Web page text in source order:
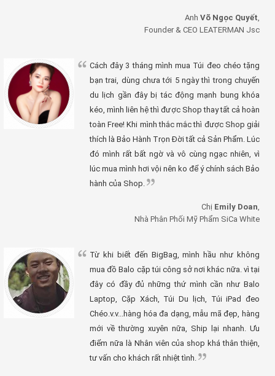
Anh Võ Ngọc Quyết
Founder & CEO LEATERMAN Jsc
Cách đây 3 tháng mình mua Túi đeo chéo tặng
bạn trai, dùng chưa tới 5 ngày thì trong chuyến
du lịch gần đây bị tác động mạnh bung khóa
kéo, mình liên hệ thì được Shop thay tất cả hoàn
toàn Free! Khi mình thắc mắc thì được Shop giải
thích là Bảo Hành Trọn Đời tất cả Sản Phẩm. Lúc
đó mình rất bất ngờ và vô cùng ngạc nhiên, vì
lúc mua mình hơi vội nên ko để ý chính sách Bảo
hành của Shop.
Chị Emily Doan
Nhà Phân Phối Mỹ Phẩm SiCa White
Từ khi biết đến BigBag, mình hầu như không
mua đồ Balo cặp túi công sở nơi khác nữa. vì tại
đây có đầy đủ những thứ mình cần như Balo
Laptop, Cặp Xách, Túi Du lịch, Túi iPad đeo
Chéo.v.v...hàng hóa đa dạng, mẫu mã đẹp, hàng
mới về thường xuyên nữa, Ship lại nhanh. Ưu
điểm nữa là Nhân viên của shop khá thân thiện,
tư vấn cho khách rất nhiệt tình.